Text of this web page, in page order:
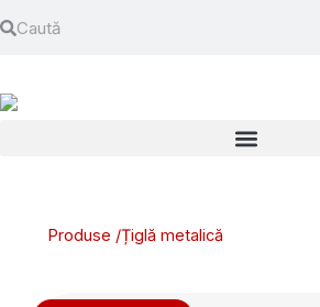
to
Produse /Țiglă metalică